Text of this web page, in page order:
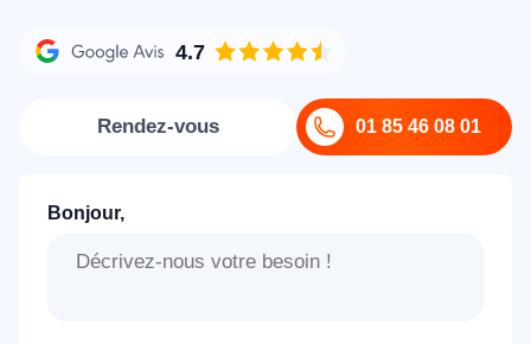
4.7
01 85 46 08 01
Rendez-vous
Bonjour,